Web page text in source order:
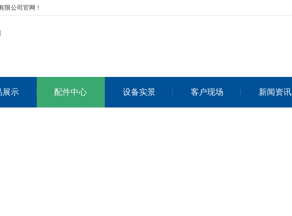
限公司官网！
展示 配件中心 设备实景 客户现场 新闻资讯